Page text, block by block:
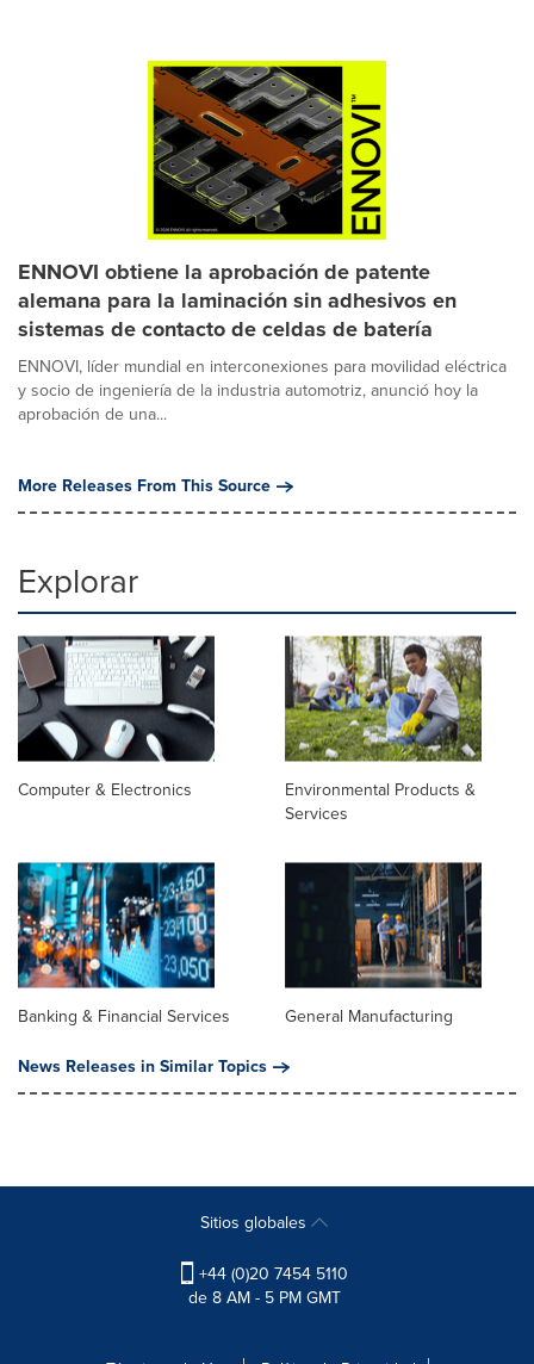
ENNOVI obtiene la aprobación de patente
alemana para la laminación sin adhesivos en
sistemas de contacto de celdas de batería
ENNOVI, líder mundial en interconexiones para movilidad eléctrica
y socio de ingeniería de la industria automotriz, anunció hoy la
aprobación de una...
More Releases From This Source
Explorar
Computer & Electronics
Environmental Products &
Services
Banking & Financial Services
General Manufacturing
News Releases in Similar Topics
Sitios globales
+44 (0)20 7454 5110
de 8 AM - 5 PM GMT